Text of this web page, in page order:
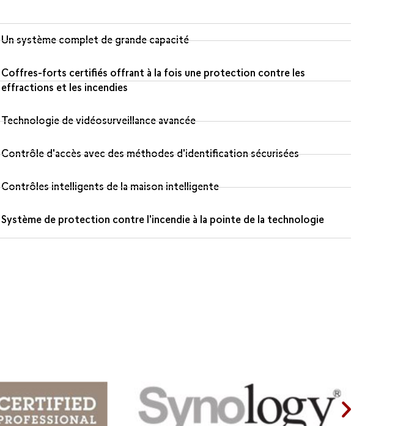
Un système complet de grande capacité
Coffres-forts certifiés offrant à la fois une protection contre les
effractions et les incendies
Technologie de vidéosurveillance avancée
Contrôle d'accès avec des méthodes d'identification sécurisées
Contrôles intelligents de la maison intelligente
Système de protection contre l'incendie à la pointe de la technologie